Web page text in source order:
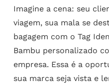
Imagine a cena: seu
viagem, sua mala se
bagagem com o Tag
Bambu personalizado
empresa. Essa é a
sua marca seja vista e